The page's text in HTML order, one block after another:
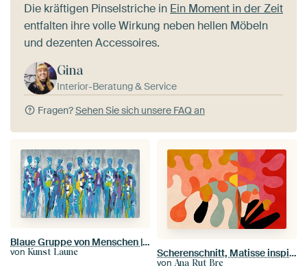
Die kräftigen Pinselstriche in Ein Moment in der Zeit
entfalten ihre volle Wirkung neben hellen Möbeln
und dezenten Accessoires.
Gina
Interior-Beratung & Service
Fragen?Sehen Sie sich unsere FAQ an
Blaue Gruppe von Menschen | Blaue figurative Malerei von Menschen
von Kunst Laune Scherenschnitt, Matisse inspiriert
von Ana Rut Bre